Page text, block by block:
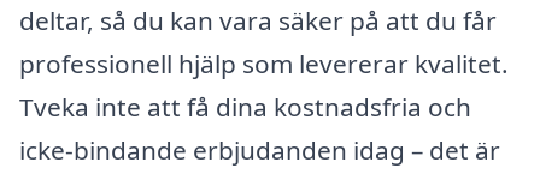
deltar, så du kan vara säker på att du får
professionell hjälp som levererar kvalitet.
Tveka inte att få dina kostnadsfria och
icke-bindande erbjudanden idag – det är